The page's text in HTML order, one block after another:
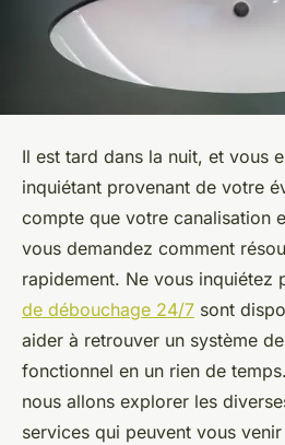
Il est tard dans la nuit, et vous
inquiétant provenant de votre
compte que votre canalisation
vous demandez comment
rapidement. Ne vous inquiétez
de débouchage 24/7 sont
aider à retrouver un système
fonctionnel en un rien de
nous allons explorer les
services qui peuvent vous